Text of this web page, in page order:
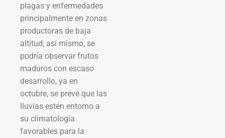
plagas y enfermedades
principalmente en zonas
productoras de baja
altitud; así mismo, se
podría observar frutos
maduros con escaso
desarrollo, ya en
octubre, se prevé que las
lluvias estén entorno a
su climatología
favorables para la